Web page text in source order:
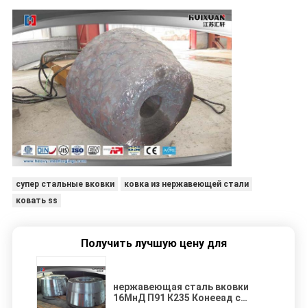
супер стальные вковки
ковка из нержавеющей стали
ковать ss
Получить лучшую цену для
нержавеющая сталь вковки
16МнД П91 К235 Конееад с